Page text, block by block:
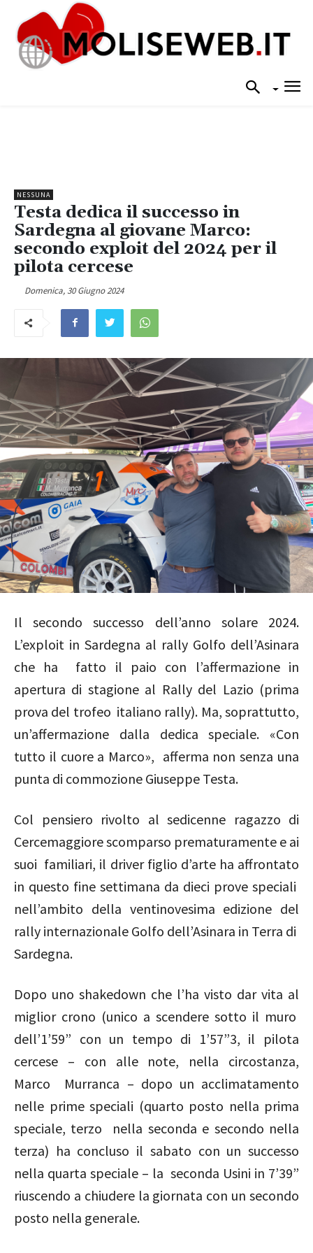
NESSUNA
Testa dedica il successo in
Sardegna al giovane Marco:
secondo exploit del 2024 per il
pilota cercese
Domenica, 30 Giugno 2024
Il secondo successo dell’anno solare 2024.
L’exploit in Sardegna al rally Golfo dell’Asinara
che ha fatto il paio con l’affermazione in
apertura di stagione al Rally del Lazio (prima
prova del trofeo italiano rally). Ma, soprattutto,
un’affermazione dalla dedica speciale. «Con
tutto il cuore a Marco», afferma non senza una
punta di commozione Giuseppe Testa.
Col pensiero rivolto al sedicenne ragazzo di
Cercemaggiore scomparso prematuramente e ai
suoi familiari, il driver figlio d’arte ha affrontato
in questo fine settimana da dieci prove speciali
nell’ambito della ventinovesima edizione del
rally internazionale Golfo dell’Asinara in Terra di
Sardegna.
Dopo uno shakedown che l’ha visto dar vita al
miglior crono (unico a scendere sotto il muro
dell’1’59” con un tempo di 1’57”3, il pilota
cercese – con alle note, nella circostanza,
Marco Murranca – dopo un acclimatamento
nelle prime speciali (quarto posto nella prima
speciale, terzo nella seconda e secondo nella
terza) ha concluso il sabato con un successo
nella quarta speciale – la seconda Usini in 7’39”
riuscendo a chiudere la giornata con un secondo
posto nella generale.